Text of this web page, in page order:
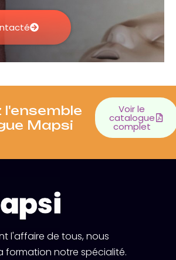
l'ensemble
Mapsi
Voir le
catalogue
complet
l'affaire de tous, nous
formation notre spécialité.